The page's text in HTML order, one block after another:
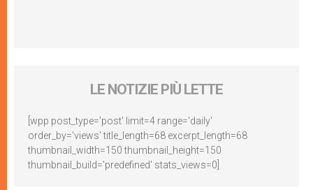
LE NOTIZIE PIÙ LETTE
[wpp post_type='post' limit=4 range='daily'
order_by='views' title_length=68 excerpt_length=68
thumbnail_width=150 thumbnail_height=150
thumbnail_build='predefined' stats_views=0]